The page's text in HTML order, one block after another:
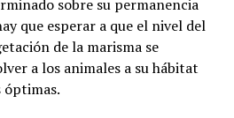
sobre su permanencia
que esperar a que el nivel del
de la marisma se
a los animales a su hábitat